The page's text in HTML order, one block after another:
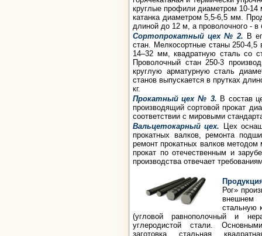
круглые профили диаметром 10-14
катанка диаметром 5,5-6,5 мм.
длиной до 12 м, а проволочного - в
Сортопрокатный цех № 2. В
стан. Мелкосортные станы 250-
14–32 мм, квадратную сталь со
Проволочный стан 250-3
круглую арматурную сталь
станов выпускается в прутках
кг.
Прокатный цех № 3. В состав
производящий сортовой прокат
соответствии с мировыми
Вальцетокарный цех. Цех
прокатных валков, ремонта
ремонт прокатных валков методом
прокат по отечественным и
производства отвечает
Рог»
внешнем
стальную
(угловой равнополочный и
углеродистой стали.
заготовка стальная